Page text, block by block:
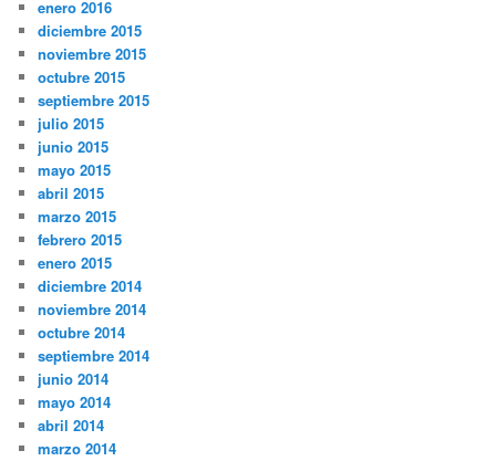
enero 2016
diciembre 2015
noviembre 2015
octubre 2015
septiembre 2015
julio 2015
junio 2015
mayo 2015
abril 2015
marzo 2015
febrero 2015
enero 2015
diciembre 2014
noviembre 2014
octubre 2014
septiembre 2014
junio 2014
mayo 2014
abril 2014
marzo 2014